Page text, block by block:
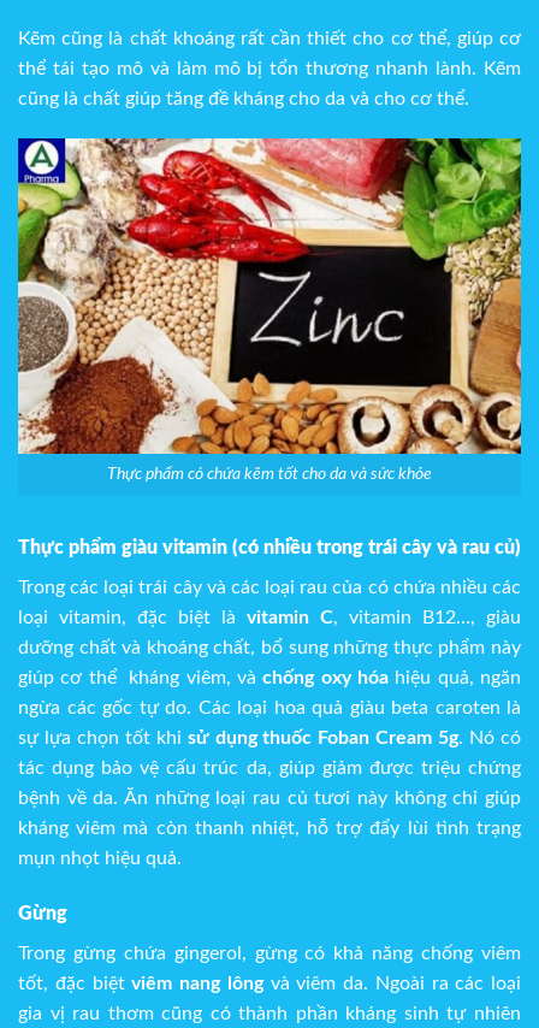
Kẽm cũng là chất khoáng rất cần thiết cho cơ thể, giúp cơ
thể tái tạo mô và làm mô bị tổn thương nhanh lành. Kẽm
cũng là chất giúp tăng đề kháng cho da và cho cơ thể.
Thực phẩm có chứa kẽm tốt cho da và sức khỏe
Thực phẩm giàu vitamin (có nhiều trong trái cây và rau củ)
Trong các loại trái cây và các loại rau của có chứa nhiều các
loại vitamin, đặc biệt là vitamin C, vitamin B12…, giàu
dưỡng chất và khoáng chất, bổ sung những thực phẩm này
giúp cơ thể kháng viêm, vàchống oxy hóa hiệu quả, ngăn
ngừa các gốc tự do. Các loại hoa quả giàu beta caroten là
sự lựa chọn tốt khi sử dụng thuốc Foban Cream 5g. Nó có
tác dụng bảo vệ cấu trúc da, giúp giảm được triệu chứng
bệnh về da. Ăn những loại rau củ tươi này không chỉ giúp
kháng viêm mà còn thanh nhiệt, hỗ trợ đẩy lùi tình trạng
mụn nhọt hiệu quả.
Gừng
Trong gừng chứa gingerol, gừng có khả năng chống viêm
tốt, đặc biệtviêm nang lôngvà viêm da. Ngoài ra các loại
gia vị rau thơm cũng có thành phần kháng sinh tự nhiên